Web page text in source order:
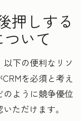
押しする
いて
下の便利なリソ
を必須と考え
のように競争優位
ただけます。